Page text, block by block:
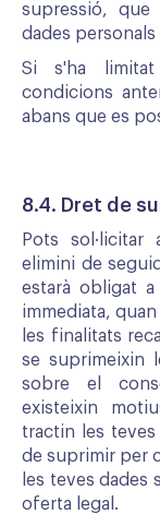
supressió,
dades
Si s'ha
condicions
abans que es
8.4. Dret de
Pots
elimini de
estarà obligat a
immediata,
les finalitats
se suprimeixin
sobre el
existeixin
tractin les teves
de suprimir per
les teves dades
oferta legal.